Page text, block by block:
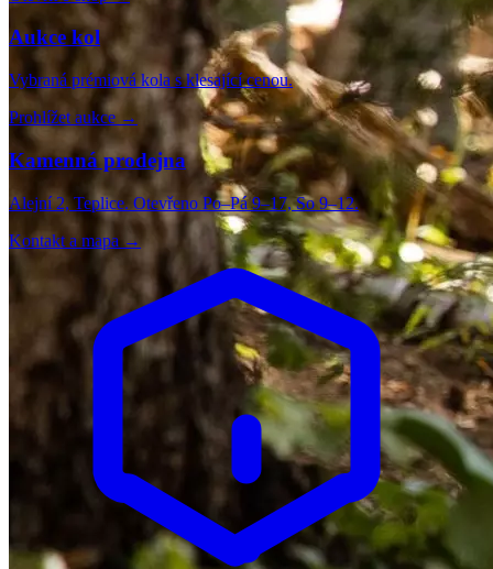
Aukce kol
Vybraná prémiová kola s klesající cenou.
Prohlížet aukce →
Kamenná prodejna
Alejní 2, Teplice. Otevřeno Po–Pá 9–17, So 9–12.
Kontakt a mapa →